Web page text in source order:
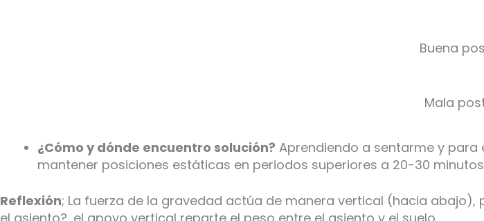
Buena
Mala
¿Cómo y dónde encuentro solución? Aprendiendo a sentarme y
mantener posiciones estáticas en periodos superiores a 20-30
Reflexión; La fuerza de la gravedad actúa de manera vertical (hacia